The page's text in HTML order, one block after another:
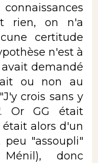
rien, on n'a
certitude
n'est à
demandé
ou non au
crois sans y
Or GG était
alors d'un
"assoupli"
donc